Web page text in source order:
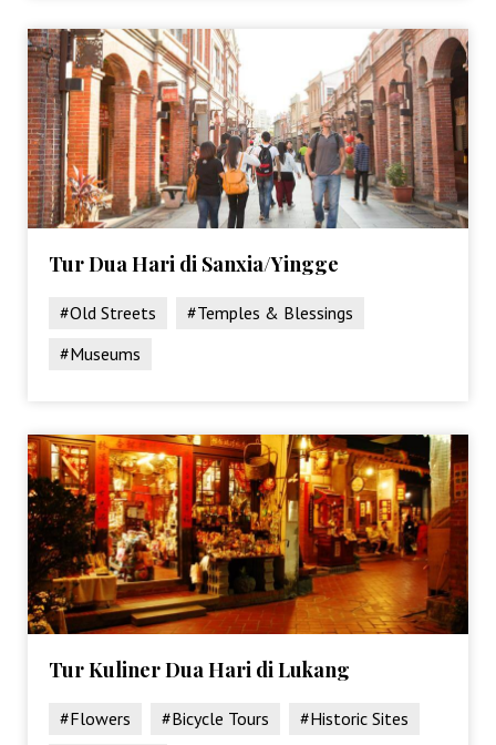
Tur Dua Hari di Sanxia/Yingge
#Old Streets
#Temples & Blessings
#Museums
Tur Kuliner Dua Hari di Lukang
#Flowers #Bicycle Tours
#Historic Sites